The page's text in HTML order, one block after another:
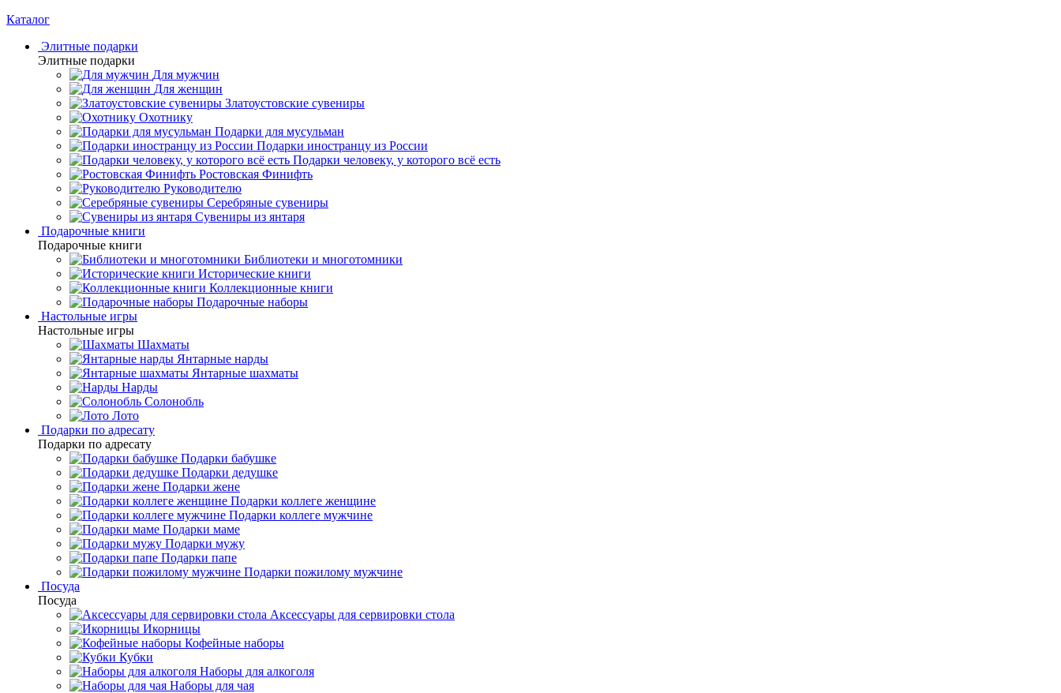
Каталог
Элитные подарки
Элитные подарки
Для мужчин
Для женщин
Златоустовские сувениры
Охотнику
Подарки для мусульман
Подарки иностранцу из России
Подарки человеку, у которого всё есть
Ростовская Финифть
Руководителю
Серебряные сувениры
Сувениры из янтаря
Подарочные книги
Подарочные книги
Библиотеки и многотомники
Исторические книги
Коллекционные книги
Подарочные наборы
Настольные игры
Настольные игры
Шахматы
Янтарные нарды
Янтарные шахматы
Нарды
Солонобль
Лото
Подарки по адресату
Подарки по адресату
Подарки бабушке
Подарки дедушке
Подарки жене
Подарки коллеге женщине
Подарки коллеге мужчине
Подарки маме
Подарки мужу
Подарки папе
Подарки пожилому мужчине
Посуда
Посуда
Аксессуары для сервировки стола
Икорницы
Кофейные наборы
Кубки
Наборы для алкоголя
Наборы для чая